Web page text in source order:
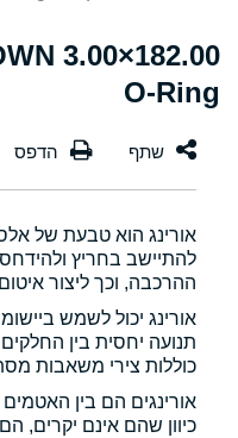
O-Ring
אורינג הוא טבעת של
להתיישב בחריץ
ההרכבה, וכך ליצור
אורינג יכול לשמש
תנועה יחסית בין החלקים
כוללות צירי משאבות
אורינגים הם בין
כיוון שהם אינם יקרים,